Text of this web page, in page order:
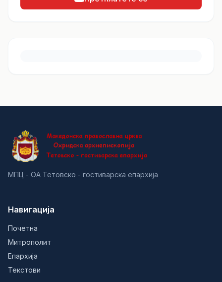
МПЦ - ОА Тетовско - гостиварска епархија
Навигација
Почетна
Митрополит
Епархија
Текстови